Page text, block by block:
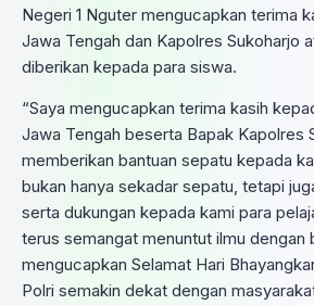
Negeri 1 Nguter mengucapkan terima
Jawa Tengah dan Kapolres Sukoharjo
diberikan kepada para siswa.
“Saya mengucapkan terima kasih
Jawa Tengah beserta Bapak Kapolres
memberikan bantuan sepatu kepada
bukan hanya sekadar sepatu, tetapi
serta dukungan kepada kami para
terus semangat menuntut ilmu dengan
mengucapkan Selamat Hari
Polri semakin dekat dengan